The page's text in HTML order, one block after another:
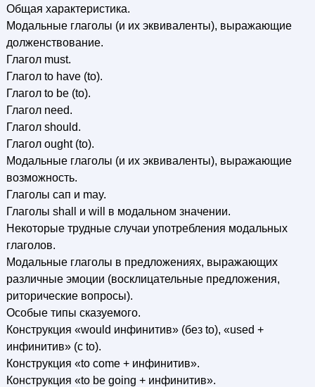
Общая характеристика.
Модальные глаголы (и их эквиваленты), выражающие
долженствование.
Глагол must.
Глагол to have (to).
Глагол to be (to).
Глагол need.
Глагол should.
Глагол ought (to).
Модальные глаголы (и их эквиваленты), выражающие
возможность.
Глаголы сап и may.
Глаголы shall и will в модальном значении.
Некоторые трудные случаи употребления модальных
глаголов.
Модальные глаголы в предложениях, выражающих
различные эмоции (восклицательные предложения,
риторические вопросы).
Особые типы сказуемого.
Конструкция «would инфинитив» (без to), «used +
инфинитив» (с to).
Конструкция «to соmе + инфинитив».
Конструкция «to be going + инфинитив».